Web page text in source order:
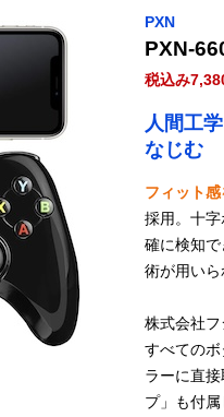
PXN
PXN-
税込み
人間工
なじむ
フィット
採用。十
確に検知
術が用いら
株式会社
すべての
ラーに直
プ」も付属